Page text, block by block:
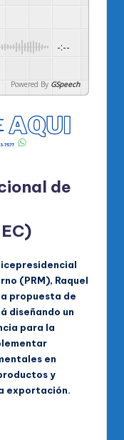
-:--
Powered By GSpeech
de
(PRM), Raquel
propuesta de
diseñando un
para la
en
y
exportación.